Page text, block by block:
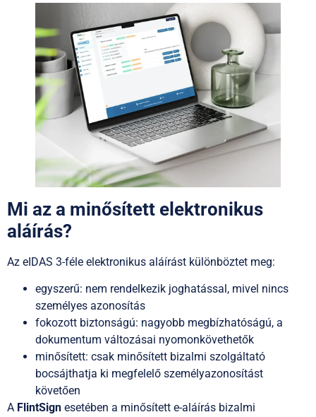
Mi az a minősített elektronikus
aláírás?
Az eIDAS 3-féle elektronikus aláírást különböztet meg:
egyszerű: nem rendelkezik joghatással, mivel nincs
személyes azonosítás
fokozott biztonságú: nagyobb megbízhatóságú, a
dokumentum változásai nyomonkövethetők
minősített: csak minősített bizalmi szolgáltató
bocsájthatja ki megfelelő személyazonosítást
követően
A FlintSign esetében a minősített e-aláírás bizalmi